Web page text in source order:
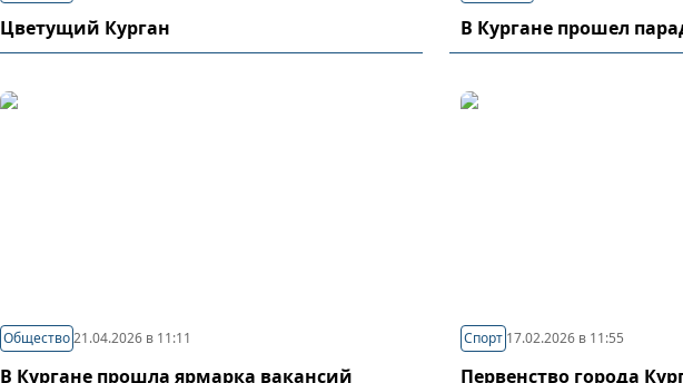
Цветущий Курган В Кургане прошел
Общество21.04.2026 в 11:11
В Кургане прошла ярмарка вакансий
Спорт 17.02.2026 в 11:55
Первенство города